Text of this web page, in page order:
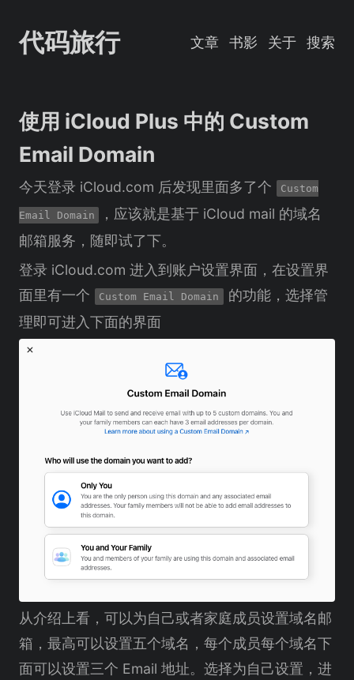
代码旅行 文章 书影 关于 搜索
使用 iCloud Plus 中的 Custom
Email Domain
今天登录 iCloud.com 后发现里面多了个 Custom
Email Domain
，应该就是基于 iCloud mail 的域名
邮箱服务，随即试了下。
登录 iCloud.com 进入到账户设置界面，在设置界
面里有一个
Custom Email Domain
的功能，选择管
理即可进入下面的界面
从介绍上看，可以为自己或者家庭成员设置域名邮
箱，最高可以设置五个域名，每个成员每个域名下
面可以设置三个 Email 地址。选择为自己设置，进